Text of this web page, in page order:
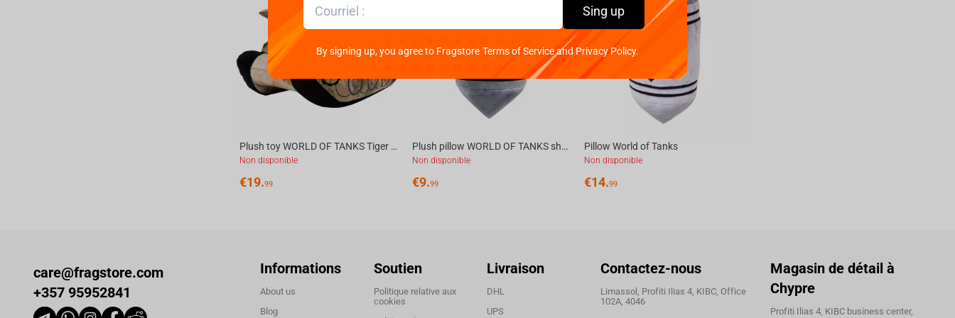
Plush toy WORLD OF TANKS Tiger 1, 27 cm
Non disponible
€19.99
Plush pillow WORLD OF TANKS shell 35cm
Non disponible
€9.99
Pillow World of Tanks
Non disponible
€14.99
care@fragstore.com
+357 95952841
Informations
About us
Blog
Soutien
Politique relative aux
cookies
Livraison
DHL
UPS
Contactez-nous
Limassol, Profiti Ilias 4, KIBC, Office
102A, 4046
Magasin de détail à
Chypre
Profiti Ilias 4, KIBC business center,
Sing up
By signing up, you agree to Fragstore Terms of Service and Privacy Policy.